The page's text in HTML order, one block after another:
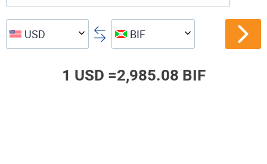
USD BIF
1 USD =2,985.08 BIF